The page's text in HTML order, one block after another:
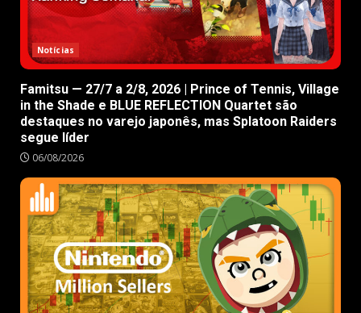
Notícias
Famitsu — 27/7 a 2/8, 2026 | Prince of Tennis, Village
in the Shade e BLUE REFLECTION Quartet são
destaques no varejo japonês, mas Splatoon Raiders
segue líder
06/08/2026